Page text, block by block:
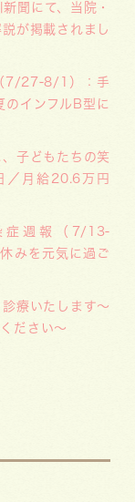
聞にて、当院・
が掲載されまし
7/27-8/1）：手
のインフルB型に
子どもたちの笑
／月給20.6万円
症週報（7/13-
みを元気に過ご
療いたします〜
ださい〜